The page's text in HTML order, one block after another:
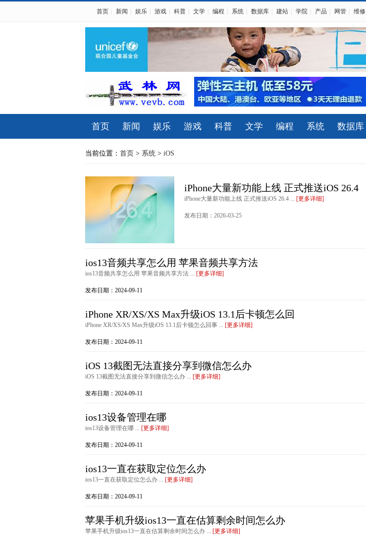
首页 新闻 娱乐 游戏 科普 文学 编程 系统 数据库 建站 学院 产品 网管 维修
首页 新闻 娱乐 游戏 科普 文学 编程 系统 数据库
当前位置： 首页 > 系统 > iOS
iPhone大量新功能上线 正式推送iOS 26.4
iPhone大量新功能上线 正式推送iOS 26.4 ... [更多详细]
发布日期：2026-03-25
ios13音频共享怎么用 苹果音频共享方法
ios13音频共享怎么用 苹果音频共享方法 ... [更多详细]
发布日期：2024-09-11
iPhone XR/XS/XS Max升级iOS 13.1后卡顿怎么回
iPhone XR/XS/XS Max升级iOS 13.1后卡顿怎么回事 ... [更多详细]
发布日期：2024-09-11
iOS 13截图无法直接分享到微信怎么办
iOS 13截图无法直接分享到微信怎么办 ... [更多详细]
发布日期：2024-09-11
ios13设备管理在哪
ios13设备管理在哪 ... [更多详细]
发布日期：2024-09-11
ios13一直在获取定位怎么办
ios13一直在获取定位怎么办 ... [更多详细]
发布日期：2024-09-11
苹果手机升级ios13一直在估算剩余时间怎么办
苹果手机升级ios13一直在估算剩余时间怎么办 ... [更多详细]